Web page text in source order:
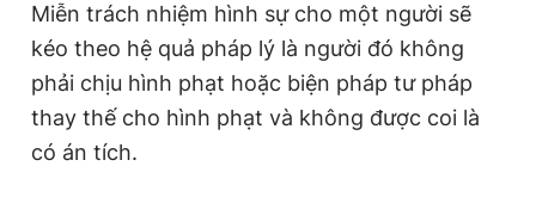
Miễn trách nhiệm hình sự cho một người sẽ
kéo theo hệ quả pháp lý là người đó không
phải chịu hình phạt hoặc biện pháp tư pháp
thay thế cho hình phạt và không được coi là
có án tích.